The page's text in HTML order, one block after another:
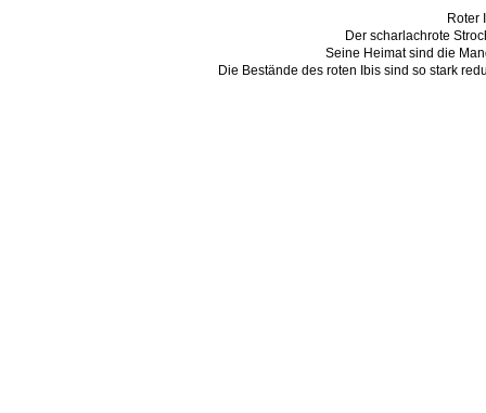
Roter
Der scharlachrote
Seine Heimat sind die
Die Bestände des roten Ibis sind so stark